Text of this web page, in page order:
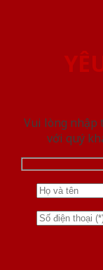
Vui lòng nhập
với quý